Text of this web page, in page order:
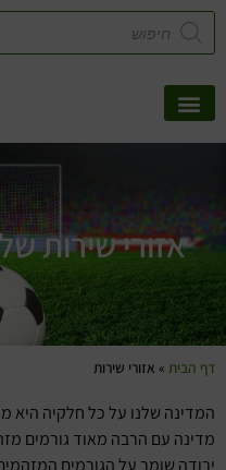
לתוכן
אזורי שירות
דף הבית » אזורי שירות
המדינה שלנו על כל חלקיה היא
מדינה עם הרבה מאוד גורמים